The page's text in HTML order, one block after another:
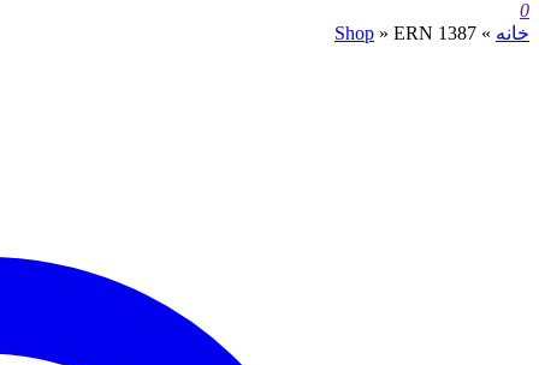
0
خانه »
Shop » ERN 1387